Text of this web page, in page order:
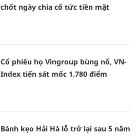
chốt ngày chia cổ tức tiền mặt
Cổ phiếu họ Vingroup bùng nổ, VN-
Index tiến sát mốc 1.780 điểm
Bánh kẹo Hải Hà lỗ trở lại sau 5 năm